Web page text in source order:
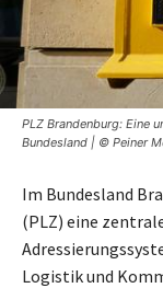
PLZ Brandenburg: Eine
Bundesland | © Peiner
Im Bundesland
(PLZ) eine
Logistik und